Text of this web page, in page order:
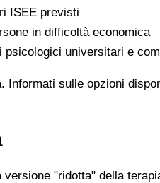
ISEE previsti
in difficoltà economica
universitari e
sulle opzioni
"ridotta" della